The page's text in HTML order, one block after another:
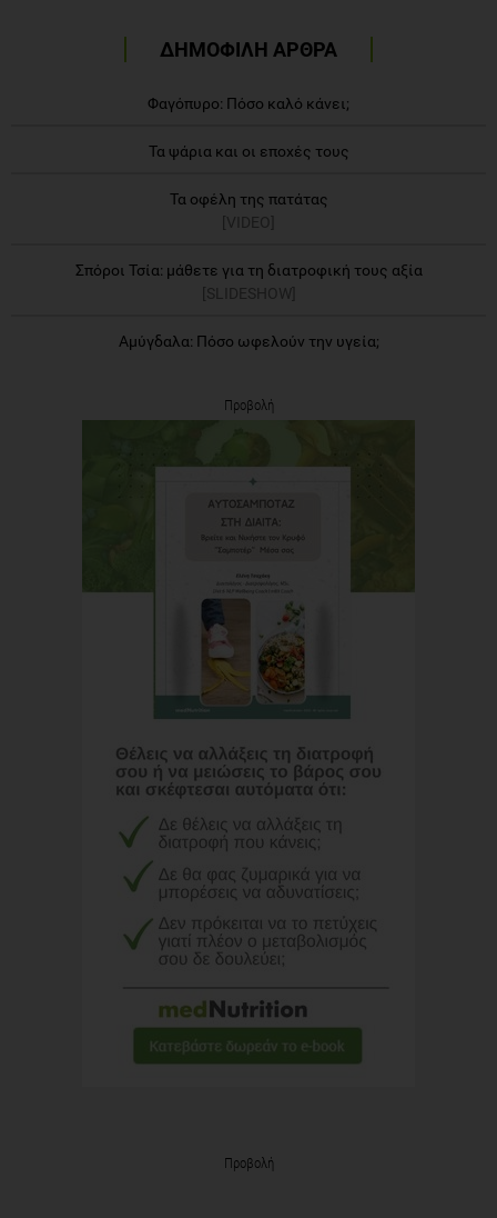
ΔΗΜΟΦΙΛΗ ΑΡΘΡΑ
Φαγόπυρο: Πόσο καλό κάνει;
Τα ψάρια και οι εποχές τους
Τα οφέλη της πατάτας
[VIDEO]
Σπόροι Τσία: μάθετε για τη διατροφική τους αξία
[SLIDESHOW]
Αμύγδαλα: Πόσο ωφελούν την υγεία;
Προβολή
Προβολή